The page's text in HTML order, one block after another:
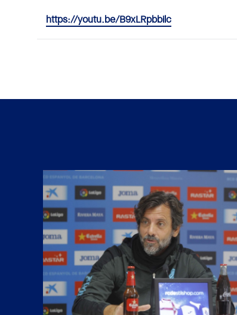
https://youtu.be/B9xLRpbbilc